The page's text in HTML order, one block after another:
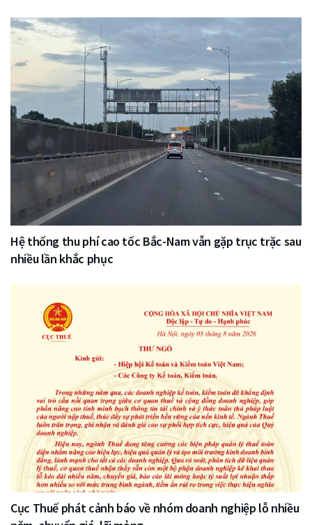
Hệ thống thu phí cao tốc Bắc-Nam vẫn gặp trục trặc sau
nhiều lần khắc phục
Cục Thuế phát cảnh báo về nhóm doanh nghiệp lỗ nhiều